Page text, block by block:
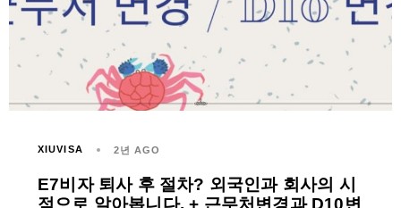
XIUVISA 2년 AGO
E7비자 퇴사 후 절차? 외국인과 회사의 시
점으로 알아봅니다. + 근무처변경과 D10변